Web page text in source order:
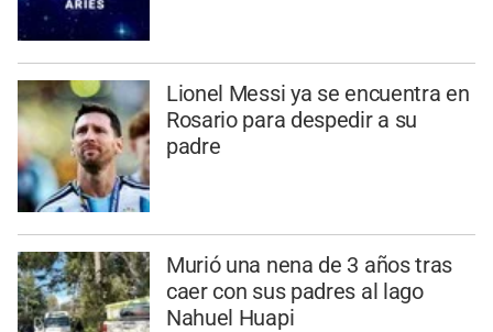
Lionel Messi ya se encuentra en
Rosario para despedir a su
padre
Murió una nena de 3 años tras
caer con sus padres al lago
Nahuel Huapi